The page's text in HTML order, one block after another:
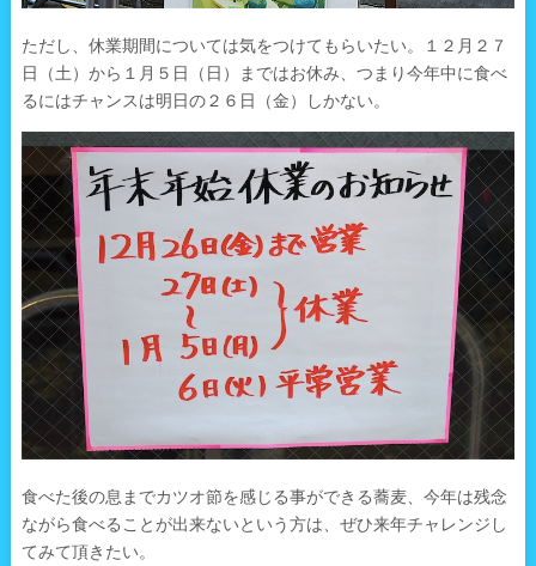
ただし、休業期間については気をつけてもらいたい。１２月２７
日（土）から１月５日（日）まではお休み、つまり今年中に食べ
るにはチャンスは明日の２６日（金）しかない。
食べた後の息までカツオ節を感じる事ができる蕎麦、今年は残念
ながら食べることが出来ないという方は、ぜひ来年チャレンジし
てみて頂きたい。